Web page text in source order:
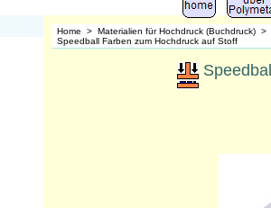
Home > Materialien für Hochdruck (Buchdruck) >
Speedball Farben zum Hochdruck auf Stoff